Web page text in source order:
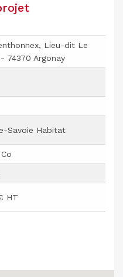
Lieu-dit Le
74370 Argonay
Savoie Habitat
HT